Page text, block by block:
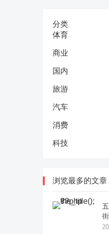
分类
体育
商业
国内
旅游
汽车
消费
科技
浏览最多的文章